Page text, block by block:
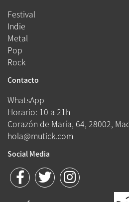
Festival
Indie
Metal
Pop
Rock
Contacto
WhatsApp
Horario: 10 a 21h
Corazón de María, 64, 28002,
hola@mutick.com
Social Media